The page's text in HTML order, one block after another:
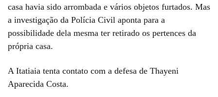
casa havia sido arrombada e vários objetos furtados. Mas
a investigação da Polícia Civil aponta para a
possibilidade dela mesma ter retirado os pertences da
própria casa.
A Itatiaia tenta contato com a defesa de Thayeni
Aparecida Costa.